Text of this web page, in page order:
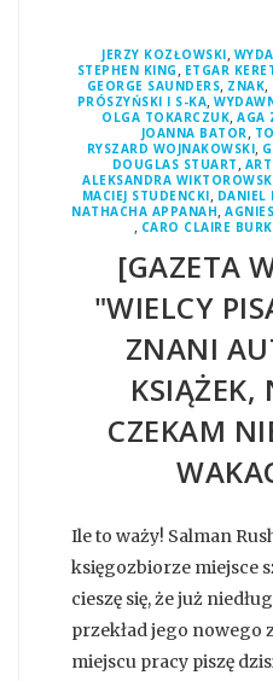
JERZY KOZŁOWSKI,
STEPHEN KING , ETGAR
GEORGE SAUNDERS, ZNAK,
PRÓSZYŃSKI I S-KA,
OLGA TOKARCZUK, AGA
JOANNA BATOR,
RYSZARD WOJNAKOWSKI,
DOUGLAS STUART ,
ALEKSANDRA
MACIEJ STUDENCKI, DANIEL
NATHACHA APPANAH,
, CARO CLAIRE
[GAZETA
"WIELCY
ZNANI
KSIĄŻEK,
CZEKAM
Ile to waży! Salman
księgozbiorze miejsce
cieszę się, że już
przekład jego nowego
miejscu pracy piszę